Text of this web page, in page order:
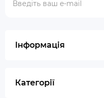
Купити ювелірні ваги
Гільйотина для сигар
Інформація
Категорії